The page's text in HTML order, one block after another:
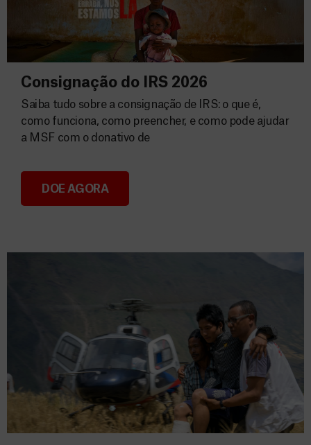
Consignação do IRS 2026
Consignação do IRS 2026
Saiba tudo sobre a consignação de IRS: o que é,
como funciona, como preencher, e como pode ajudar
a MSF com o donativo de
DOE AGORA